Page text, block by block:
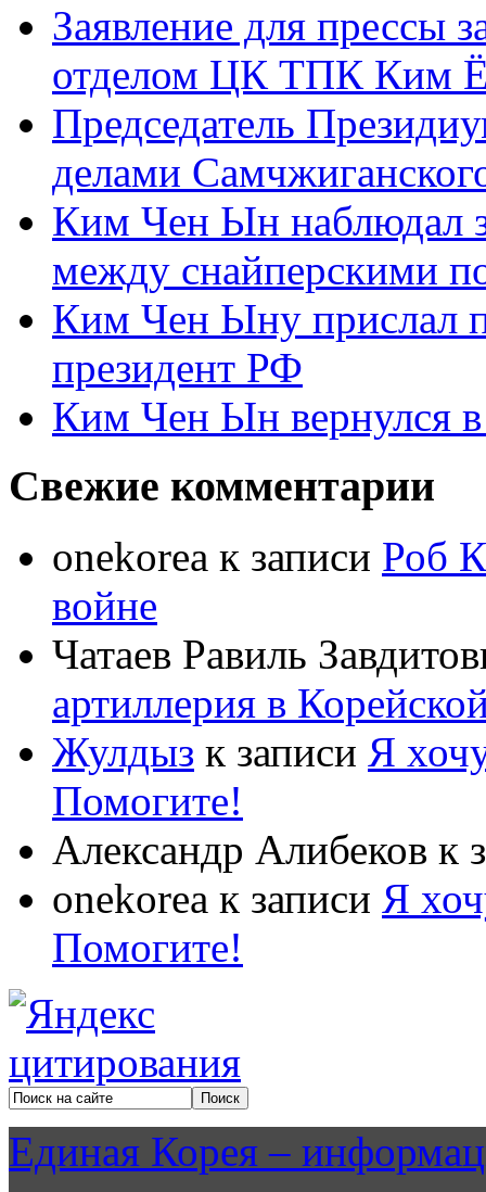
Заявление для прессы
отделом ЦК ТПК Ким
Председатель
делами
Ким Чен Ын наблюдал
между снайперскими
Ким Чен Ыну прислал
президент РФ
Ким Чен Ын вернулся
Свежие комментарии
onekorea к записи Роб
войне
Чатаев Равиль
артиллерия в
Жулдыз к записи Я
Помогите!
Александр Алибеков к
onekorea к записи Я
Помогите!
Единая Корея –